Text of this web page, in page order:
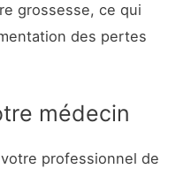
grossesse, ce qui
des pertes
médecin
professionnel de